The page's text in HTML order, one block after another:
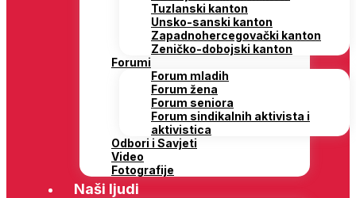
Tuzlanski kanton
Unsko-sanski kanton
Zapadnohercegovački kanton
Zeničko-dobojski kanton
Forumi
Forum mladih
Forum žena
Forum seniora
Forum sindikalnih aktivista i
aktivistica
Odbori i Savjeti
Video
Fotografije
Naši ljudi